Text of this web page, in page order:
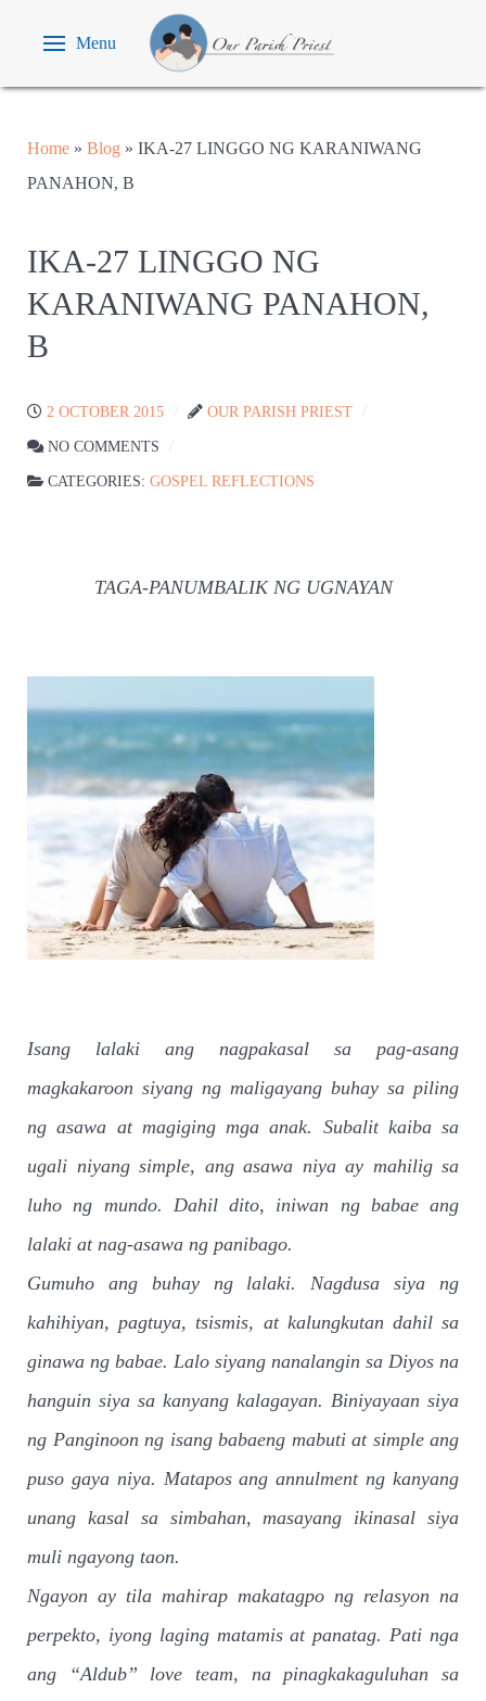
Menu
Home » Blog » IKA-27 LINGGO NG KARANIWANG
PANAHON, B
IKA-27 LINGGO NG
KARANIWANG PANAHON,
B
2 OCTOBER 2015 OUR PARISH PRIEST
NO COMMENTS
CATEGORIES: GOSPEL REFLECTIONS
TAGA-PANUMBALIK NG UGNAYAN
Isang lalaki ang nagpakasal sa pag-asang
magkakaroon siyang ng maligayang buhay sa piling
ng asawa at magiging mga anak. Subalit kaiba sa
ugali niyang simple, ang asawa niya ay mahilig sa
luho ng mundo. Dahil dito, iniwan ng babae ang
lalaki at nag-asawa ng panibago.
Gumuho ang buhay ng lalaki. Nagdusa siya ng
kahihiyan, pagtuya, tsismis, at kalungkutan dahil sa
ginawa ng babae. Lalo siyang nanalangin sa Diyos na
hanguin siya sa kanyang kalagayan. Biniyayaan siya
ng Panginoon ng isang babaeng mabuti at simple ang
puso gaya niya. Matapos ang annulment ng kanyang
unang kasal sa simbahan, masayang ikinasal siya
muli ngayong taon.
Ngayon ay tila mahirap makatagpo ng relasyon na
perpekto, iyong laging matamis at panatag. Pati nga
ang “Aldub” love team, na pinagkakaguluhan sa